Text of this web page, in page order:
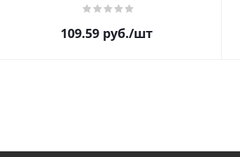
109.59руб./шт